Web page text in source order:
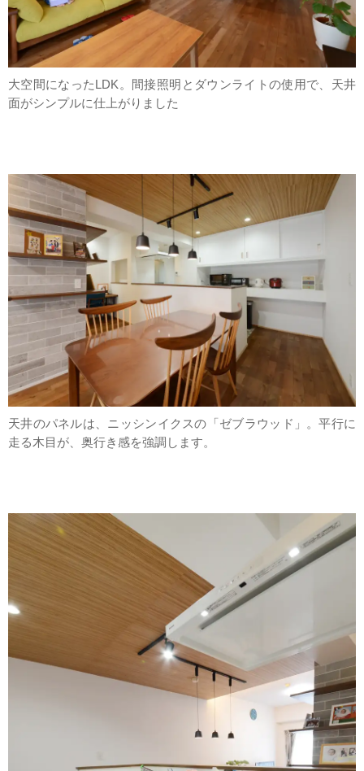
大空間になったLDK。間接照明とダウンライトの使用で、天井
面がシンプルに仕上がりました
天井のパネルは、ニッシンイクスの「ゼブラウッド」。平行に
走る木目が、奥行き感を強調します。